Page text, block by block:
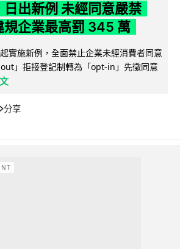
日出新例 未經同意嚴禁
企業最高罰 345 萬
實施新例，全面禁止企業未經消費者同意
」拒接登記制轉為「opt-in」先徵同意
分享